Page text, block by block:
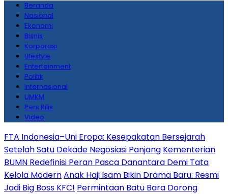
Beranda
Nasional
Ekonomi
Bisnis
Korporasi
Lifestyle
Entertainment
Politik
Internasional
UMKM
Pers Rilis
Video
FTA Indonesia–Uni Eropa: Kesepakatan Bersejarah
Setelah Satu Dekade Negosiasi Panjang Kementerian
BUMN Redefinisi Peran Pasca Danantara Demi Tata
Kelola ModernAnak Haji Isam Bikin Drama Baru: Resmi
Jadi Big Boss KFC! Permintaan Batu Bara Dorong